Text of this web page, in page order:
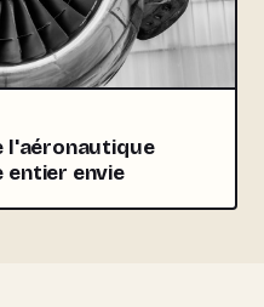
l'aéronautique
entier envie